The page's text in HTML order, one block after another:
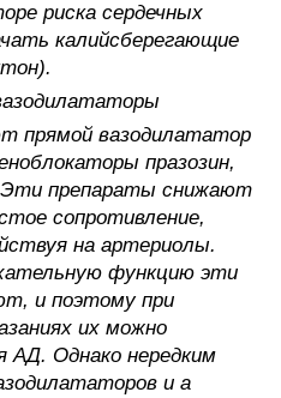
риска сердечных
калийсберегающие
прямой вазодилататор
празозин,
Эти препараты снижают
сопротивление,
на артериолы.
функцию эти
и поэтому при
их можно
АД. Однако нередким
и a